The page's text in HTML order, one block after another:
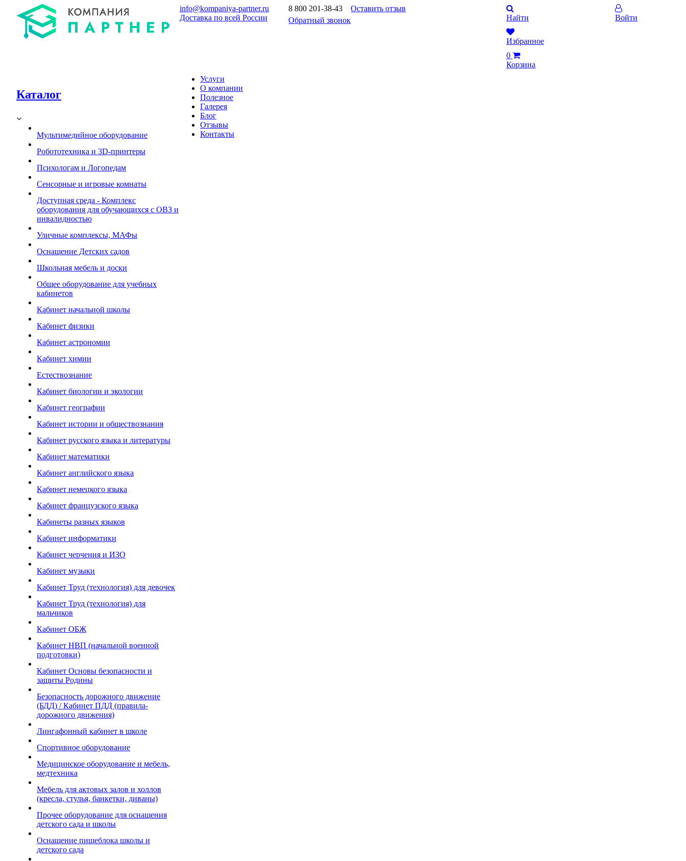
info@kompaniya-partner.ru
Доставка по всей России
8 800 201-38-43
Обратный звонок
Оставить отзыв
Найти
Избранное
0
Корзина
Войти
Каталог
Мультимедийное оборудование
Робототехника и 3D-принтеры
Психологам и Логопедам
Сенсорные и игровые комнаты
Доступная среда - Комплекс
оборудования для обучающихся с ОВЗ и
инвалидностью
Уличные комплексы, МАФы
Оснащение Детских садов
Школьная мебель и доски
Общее оборудование для учебных
кабинетов
Кабинет начальной школы
Кабинет физики
Кабинет астрономии
Кабинет химии
Естествознание
Кабинет биологии и экологии
Кабинет географии
Кабинет истории и обществознания
Кабинет русского языка и литературы
Кабинет математики
Кабинет английского языка
Кабинет немецкого языка
Кабинет французского языка
Кабинеты разных языков
Кабинет информатики
Кабинет черчения и ИЗО
Кабинет музыки
Кабинет Труд (технология) для девочек
Кабинет Труд (технология) для
мальчиков
Кабинет ОБЖ
Кабинет НВП (начальной военной
подготовки)
Кабинет Основы безопасности и
защиты Родины
Безопасность дорожного движение
(БДД) / Кабинет ПДД (правила-
дорожного движения)
Лингафонный кабинет в школе
Спортивное оборудование
Медицинское оборудование и мебель,
медтехника
Мебель для актовых залов и холлов
(кресла, стулья, банкетки, диваны)
Прочее оборудование для оснащения
детского сада и школы
Оснащение пищеблока школы и
детского сада
Услуги
О компании
Полезное
Галерея
Блог
Отзывы
Контакты